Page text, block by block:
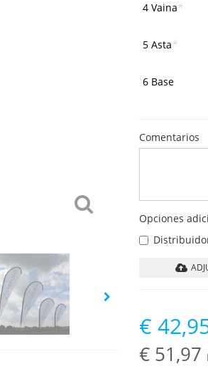
4 Vaina*
5 Asta*
6 Base
Comentarios
Opciones
€
€ 51,97